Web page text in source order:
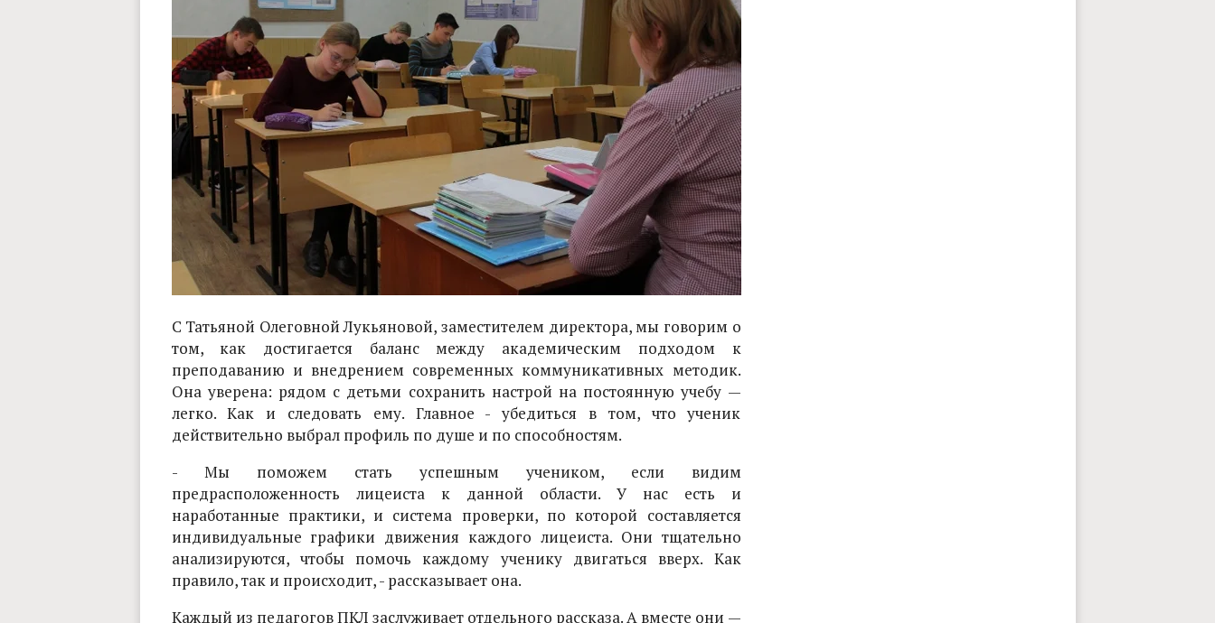
С Татьяной Олеговной Лукьяновой, заместителем директора, мы говорим о
том, как достигается баланс между академическим подходом к
преподаванию и внедрением современных коммуникативных методик.
Она уверена: рядом с детьми сохранить настрой на постоянную учебу —
легко. Как и следовать ему. Главное - убедиться в том, что ученик
действительно выбрал профиль по душе и по способностям.
- Мы поможем стать успешным учеником, если видим
предрасположенность лицеиста к данной области. У нас есть и
наработанные практики, и система проверки, по которой составляется
индивидуальные графики движения каждого лицеиста. Они тщательно
анализируются, чтобы помочь каждому ученику двигаться вверх. Как
правило, так и происходит, - рассказывает она.
Каждый из педагогов ПКЛ заслуживает отдельного рассказа. А вместе они —